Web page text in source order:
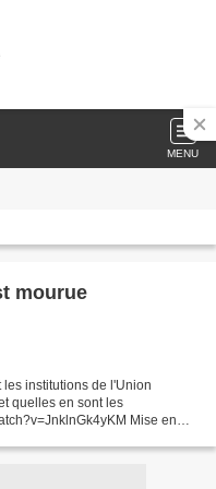
MENU
mourue
institutions de l'Union
quelles en sont les
Mise en